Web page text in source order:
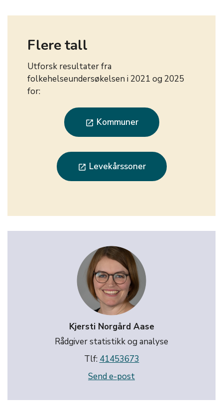
Flere tall
Utforsk resultater fra
folkehelseundersøkelsen i 2021 og 2025
for:
launch Kommuner
launch Levekårssoner
Kjersti Norgård Aase
Rådgiver statistikk og analyse
Tlf: 41453673
Send e-post